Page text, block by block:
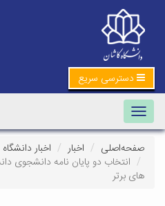
دسترسی سریع
Toggle
اخبار
اخبار دانشگاه
انتخاب دو پایان نامه دانشجوی دانشگاه
برتر